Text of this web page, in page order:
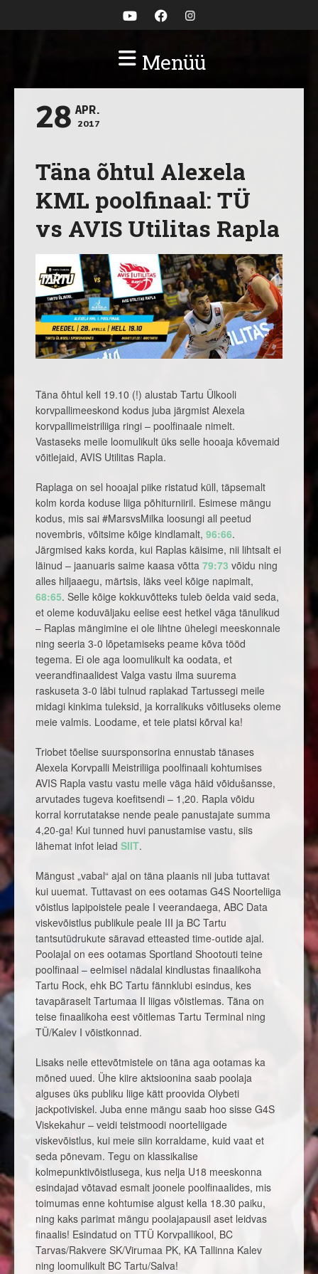
Menüü
28 APR.
2017
Täna õhtul Alexela
KML poolfinaal: TÜ
vs AVIS Utilitas Rapla
Täna õhtul kell 19.10 (!) alustab Tartu Ülkooli
korvpallimeeskond kodus juba järgmist Alexela
korvpallimeistriliiga ringi – poolfinaale nimelt.
Vastaseks meile loomulikult üks selle hooaja kõvemaid
võitlejaid, AVIS Utilitas Rapla.
Raplaga on sel hooajal piike ristatud küll, täpsemalt
kolm korda koduse liiga põhiturniiril. Esimese mängu
kodus, mis sai #MarsvsMilka loosungi all peetud
novembris, võitsime kõige kindlamalt, 96:66.
Järgmised kaks korda, kui Raplas käisime, nii lihtsalt ei
läinud – jaanuaris saime kaasa võtta 79:73 võidu ning
alles hiljaaegu, märtsis, läks veel kõige napimalt,
68:65. Selle kõige kokkuvõtteks tuleb öelda vaid seda,
et oleme koduväljaku eelise eest hetkel väga tänulikud
– Raplas mängimine ei ole lihtne ühelegi meeskonnale
ning seeria 3-0 lõpetamiseks peame kõva tööd
tegema. Ei ole aga loomulikult ka oodata, et
veerandfinaalidest Valga vastu ilma suurema
raskuseta 3-0 läbi tulnud raplakad Tartussegi meile
midagi kinkima tuleksid, ja korralikuks võitluseks oleme
meie valmis. Loodame, et teie platsi kõrval ka!
Triobet tõelise suursponsorina ennustab tänases
Alexela Korvpalli Meistriliiga poolfinaali kohtumises
AVIS Rapla vastu vastu meile väga häid võidušansse,
arvutades tugeva koefitsendi – 1,20. Rapla võidu
korral korrutatakse nende peale panustajate summa
4,20-ga! Kui tunned huvi panustamise vastu, siis
lähemat infot leiad SIIT.
Mängust „vabal“ ajal on täna plaanis nii juba tuttavat
kui uuemat. Tuttavast on ees ootamas G4S Noorteliiga
võistlus lapipoistele peale I veerandaega, ABC Data
viskevõistlus publikule peale III ja BC Tartu
tantsutüdrukute säravad etteasted time-outide ajal.
Poolajal on ees ootamas Sportland Shootouti teine
poolfinaal – eelmisel nädalal kindlustas finaalikoha
Tartu Rock, ehk BC Tartu fännklubi esindus, kes
tavapäraselt Tartumaa II liigas võistlemas. Täna on
teise finaalikoha eest võitlemas Tartu Terminal ning
TÜ/Kalev I võistkonnad.
Lisaks neile ettevõtmistele on täna aga ootamas ka
mõned uued. Ühe kiire aktsioonina saab poolaja
alguses üks publiku liige kätt proovida Olybeti
jackpotiviskel. Juba enne mängu saab hoo sisse G4S
Viskekahur – veidi teistmoodi noorteliigade
viskevõistlus, kui meie siin korraldame, kuid vaat et
seda põnevam. Tegu on klassikalise
kolmepunktivõistlusega, kus nelja U18 meeskonna
esindajad võtavad esmalt joonele poolfinaalides, mis
toimumas enne kohtumise algust kella 18.30 paiku,
ning kaks parimat mängu poolajapausil aset leidvas
finaalis! Esindatud on TTÜ Korvpallikool, BC
Tarvas/Rakvere SK/Virumaa PK, KA Tallinna Kalev
ning loomulikult BC Tartu/Salva!